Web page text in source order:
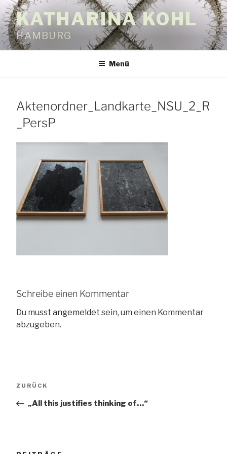
Zum
Inhalt
springenKATHARINA KOHL
HAMBURG
Menü
Aktenordner_Landkarte_NSU_2_R
_PersP
Schreibe einen Kommentar
Du musst angemeldet sein, um einen Kommentar
abzugeben.
Vorheriger
ZURÜCK
„All this justifies thinking of…“